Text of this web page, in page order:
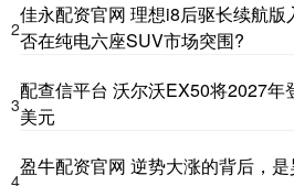
2
佳永配资官网 理想i8后驱长续航
否在纯电六座SUV市场突围?
3
配查信平台 沃尔沃EX50将2027年
美元
4
盈牛配资官网 逆势大涨的背后，